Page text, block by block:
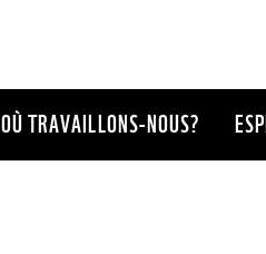
OÙ TRAVAILLONS-NOUS?